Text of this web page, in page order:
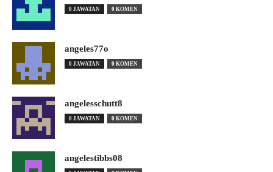
0 JAWATAN 0 KOMEN
angeles77o
0 JAWATAN 0 KOMEN
angelesschutt8
0 JAWATAN 0 KOMEN
angelestibbs08